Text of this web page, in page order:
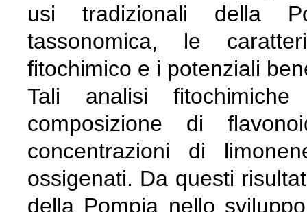
usi tradizionali della
tassonomica, le
fitochimico e i potenziali
Tali analisi
composizione di
concentrazioni di
ossigenati. Da questi
della Pompia nello